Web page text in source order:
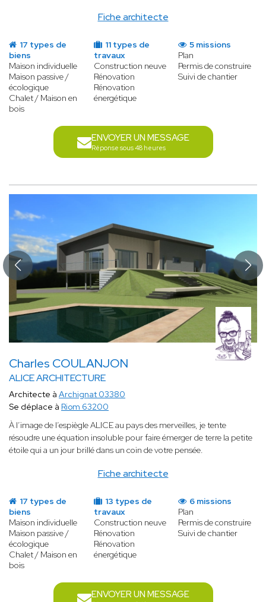
Fiche architecte
17 types de
biens
Maison individuelle
Maison passive /
écologique
Chalet / Maison en
bois
11 types de
travaux
Construction neuve
Rénovation
Rénovation
énergétique
5 missions
Plan
Permis de construire
Suivi de chantier
ENVOYER UN MESSAGE
Réponse sous 48 heures
Charles COULANJON
ALICE ARCHITECTURE
Fiche architecte
Architecte à Archignat 03380
Se déplace à Riom 63200
À l’image de l’espiègle ALICE au pays des merveilles, je tente
résoudre une équation insoluble pour faire émerger de terre la petite
étoile qui a un jour brillé dans un coin de votre pensée.
17 types de
biens
Maison individuelle
Maison passive /
écologique
Chalet / Maison en
bois
13 types de
travaux
Construction neuve
Rénovation
Rénovation
énergétique
6 missions
Plan
Permis de construire
Suivi de chantier
ENVOYER UN MESSAGE